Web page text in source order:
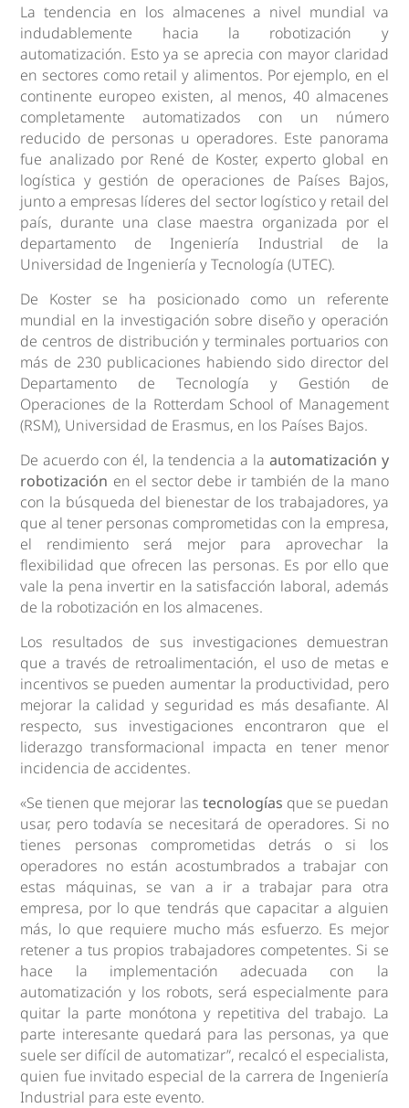
La tendencia en los almacenes a nivel mundial va
indudablemente hacia la robotización y
automatización. Esto ya se aprecia con mayor claridad
en sectores como retail y alimentos. Por ejemplo, en el
continente europeo existen, al menos, 40 almacenes
completamente automatizados con un número
reducido de personas u operadores. Este panorama
fue analizado por René de Koster, experto global en
logística y gestión de operaciones de Países Bajos,
junto a empresas líderes del sector logístico y retail del
país, durante una clase maestra organizada por el
departamento de Ingeniería Industrial de la
Universidad de Ingeniería y Tecnología (UTEC).
De Koster se ha posicionado como un referente
mundial en la investigación sobre diseño y operación
de centros de distribución y terminales portuarios con
más de 230 publicaciones habiendo sido director del
Departamento de Tecnología y Gestión de
Operaciones de la Rotterdam School of Management
(RSM), Universidad de Erasmus, en los Países Bajos.
De acuerdo con él, la tendencia a la automatización y
robotización en el sector debe ir también de la mano
con la búsqueda del bienestar de los trabajadores, ya
que al tener personas comprometidas con la empresa,
el rendimiento será mejor para aprovechar la
flexibilidad que ofrecen las personas. Es por ello que
vale la pena invertir en la satisfacción laboral, además
de la robotización en los almacenes.
Los resultados de sus investigaciones demuestran
que a través de retroalimentación, el uso de metas e
incentivos se pueden aumentar la productividad, pero
mejorar la calidad y seguridad es más desafiante. Al
respecto, sus investigaciones encontraron que el
liderazgo transformacional impacta en tener menor
incidencia de accidentes.
«Se tienen que mejorar las tecnologías que se puedan
usar, pero todavía se necesitará de operadores. Si no
tienes personas comprometidas detrás o si los
operadores no están acostumbrados a trabajar con
estas máquinas, se van a ir a trabajar para otra
empresa, por lo que tendrás que capacitar a alguien
más, lo que requiere mucho más esfuerzo. Es mejor
retener a tus propios trabajadores competentes. Si se
hace la implementación adecuada con la
automatización y los robots, será especialmente para
quitar la parte monótona y repetitiva del trabajo. La
parte interesante quedará para las personas, ya que
suele ser difícil de automatizar”, recalcó el especialista,
quien fue invitado especial de la carrera de Ingeniería
Industrial para este evento.